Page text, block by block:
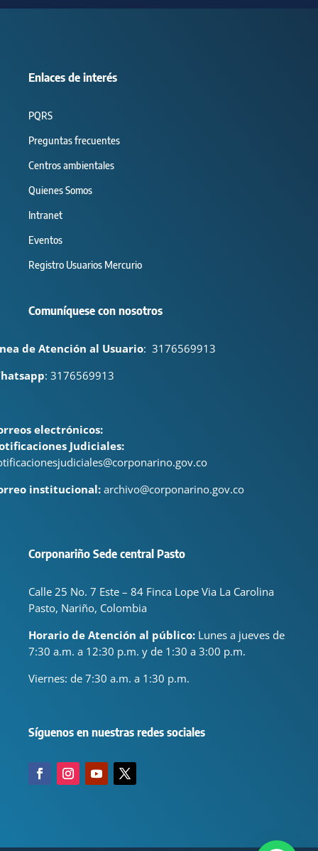
Enlaces de interés
PQRS
Preguntas frecuentes
Centros ambientales
Quienes Somos
Intranet
Eventos
Registro Usuarios Mercurio
Comuníquese con nosotros
de Atención al Usuario: 3176569913
: 3176569913
electrónicos:
Judiciales:
institucional: archivo@corponarino.gov.co
Corponariño Sede central Pasto
Calle 25 No. 7 Este – 84 Finca Lope Via La Carolina
Pasto, Nariño, Colombia
Horario de Atención al público: Lunes a jueves de
7:30 a.m. a 12:30 p.m. y de 1:30 a 3:00 p.m.
Viernes: de 7:30 a.m. a 1:30 p.m.
Síguenos en nuestras redes sociales